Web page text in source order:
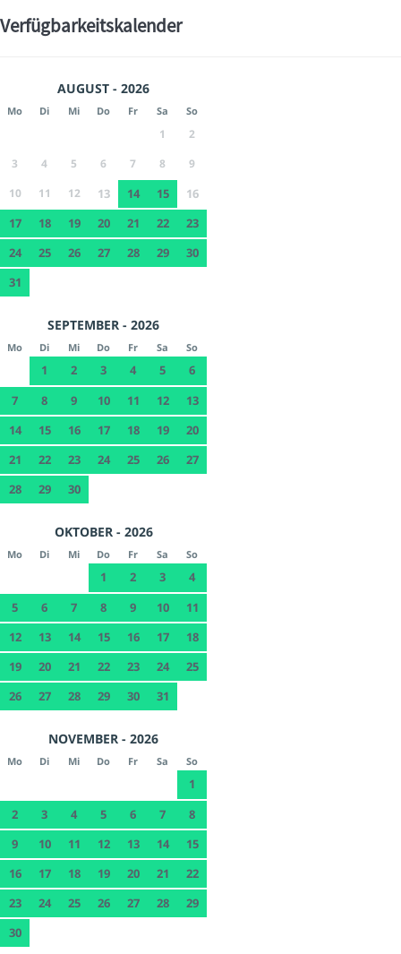
Verfügbarkeitskalender
AUGUST - 2026
Mo Di Mi Do Fr Sa So
1
2
3
4 5 6 7 8
9
10
11 12 13 14 15
16
17
18 19 20 21 22
23
24
25 26 27 28 29
30
31
SEPTEMBER - 2026
Mo Di Mi Do Fr Sa So
1 2 3 4 5
6
7
8 9 10 11 12
13
14
15 16 17 18 19
20
21
22 23 24 25 26
27
28
29 30
OKTOBER - 2026
Mo Di Mi Do Fr Sa So
1 2 3
4
5
6 7 8 9 10
11
12
13 14 15 16 17
18
19
20 21 22 23 24
25
26
27 28 29 30 31
NOVEMBER - 2026
Mo Di Mi Do Fr Sa So
1
2
3 4 5 6 7
8
9
10 11 12 13 14
15
16
17 18 19 20 21
22
23
24 25 26 27 28
29
30